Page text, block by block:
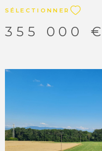
perspectives
douane de Crassier. Ce
travailleurs frontaliers
des communes les plus
proches. Contactez-
d'informations ou pour
informations sur les
sont disponibles sur le
http://
SÉLECTIONNER
355 000 €
VOIR